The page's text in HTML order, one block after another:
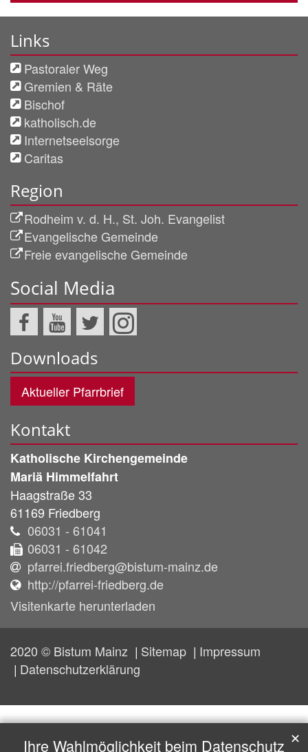
Links
Pastoraler Weg
Gremien & Räte
Bischof
katholisch.de
Internetseelsorge
Caritas
Region
Rodheim v. d. H., St. Joh. Evangelist
Evangelische Gemeinde
Freie evangelische Gemeinde
Social Media
Downloads
Aktueller Pfarrbrief
Kontakt
Katholische Kirchengemeinde
Mariä Himmelfahrt
Haagstraße 33
61169 Friedberg
06031 - 61041
06031 - 61042
pfarrei.friedberg@bistum-mainz.de
http://pfarrei-friedberg.de
Visitenkarte herunterladen
2020 © Bistum Mainz Sitemap
Impressum
Datenschutzerklärung
Ihre Wahlmöglichkeit beim Datenschutz ✕